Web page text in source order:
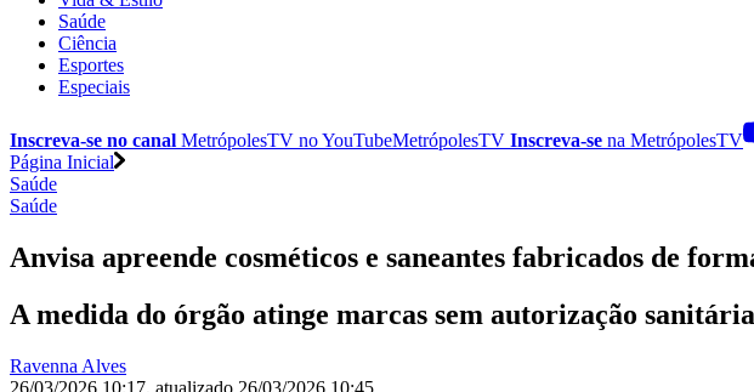
Saúde
Ciência
Esportes
Especiais
Inscreva-se no canal MetrópolesTV noYouTubeMetrópolesTV Inscreva-se na MetrópolesTV
Página Inicial
Saúde
Saúde
Anvisa apreende cosméticos e saneantes fabricados de
A medida do órgão atinge marcas sem autorização
Ravenna Alves
26/03/2026 10:17, atualizado 26/03/2026 10:45